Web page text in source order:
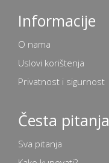
Informacije
O nama
Uslovi korištenja
Privatnost i sigurnost
Česta pitanja
Sva pitanja